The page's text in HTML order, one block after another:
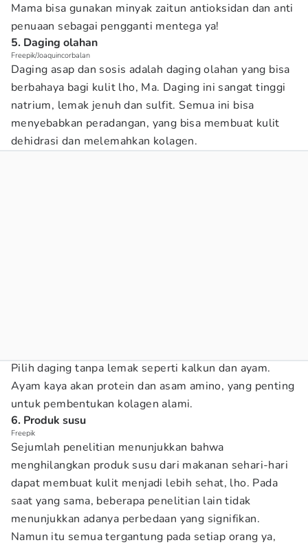
Mama bisa gunakan minyak zaitun antioksidan dan anti
penuaan sebagai pengganti mentega ya!
5. Daging olahan
Freepik/Joaquincorbalan
Daging asap dan sosis adalah daging olahan yang bisa
berbahaya bagi kulit lho, Ma. Daging ini sangat tinggi
natrium, lemak jenuh dan sulfit. Semua ini bisa
menyebabkan peradangan, yang bisa membuat kulit
dehidrasi dan melemahkan kolagen.
Pilih daging tanpa lemak seperti kalkun dan ayam.
Ayam kaya akan protein dan asam amino, yang penting
untuk pembentukan kolagen alami.
6. Produk susu
Freepik
Sejumlah penelitian menunjukkan bahwa
menghilangkan produk susu dari makanan sehari-hari
dapat membuat kulit menjadi lebih sehat, lho. Pada
saat yang sama, beberapa penelitian lain tidak
menunjukkan adanya perbedaan yang signifikan.
Namun itu semua tergantung pada setiap orang ya,